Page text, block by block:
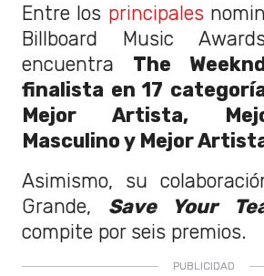
Entre los principales
Billboard Music
encuentra The
finalista en 17
Mejor Artista,
Masculino y Mejor
Asimismo, su
Grande, Save Your
compite por seis premios.